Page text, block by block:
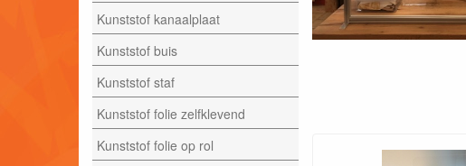
Kunststof kanaalplaat
Kunststof buis
Kunststof staf
Kunststof folie zelfklevend
Kunststof folie op rol